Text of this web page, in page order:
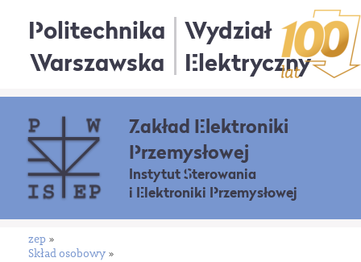
Politechnika
Warszawska
Wydział
Elektryczny
Zakład Elektroniki
Przemysłowej
Instytut Sterowania
i Elektroniki Przemysłowej
zep »
Skład osobowy »